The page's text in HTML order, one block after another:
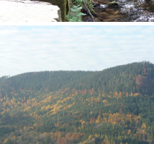
DSC03248